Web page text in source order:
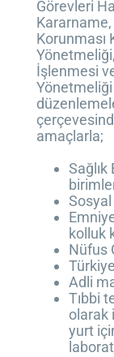
Görevleri
Kararname,
Korunması
İşlenmesi
Yönetmeliği
amaçlarla;
Sağlık
kolluk
Nüfus
Adli
Tıbbi
olarak
yurt